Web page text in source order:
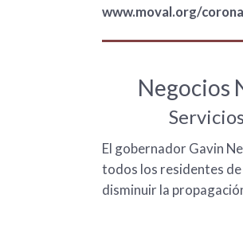
www.moval.org/
Negocios
El gobernador Gavin
todos los residentes
disminuir la